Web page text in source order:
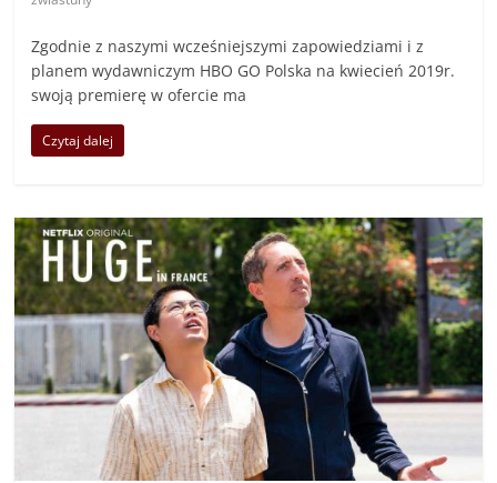
Zgodnie z naszymi wcześniejszymi zapowiedziami i z
planem wydawniczym HBO GO Polska na kwiecień 2019r.
swoją premierę w ofercie ma
Czytaj dalej